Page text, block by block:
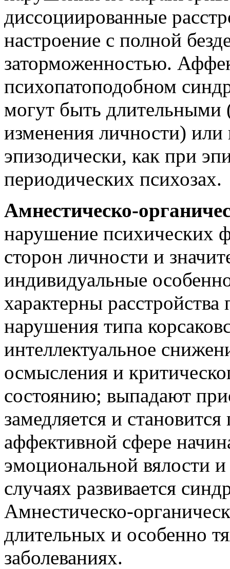
диссоциированные
настроение с полной
заторможенностью.
психопатоподобном
могут быть длительными
изменения личности)
эпизодически, как при
периодических психозах.
Амнестическо-
нарушение психических
сторон личности и
индивидуальные
характерны
нарушения типа
интеллектуальное
осмысления и
состоянию; выпадают
замедляется и
аффективной сфере
эмоциональной вялости
случаях развивается
Амнестическо-
длительных и особенно
заболеваниях.